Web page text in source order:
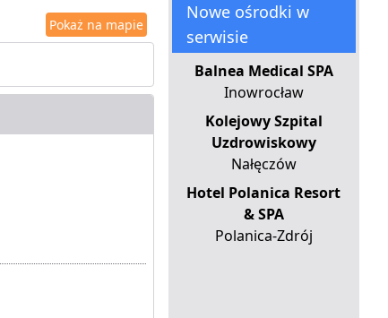
Pokaż na mapie
Nowe ośrodki w
serwisie
Balnea Medical SPA
Inowrocław
Kolejowy Szpital
Uzdrowiskowy
Nałęczów
Hotel Polanica Resort
& SPA
Polanica-Zdrój